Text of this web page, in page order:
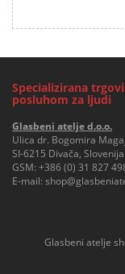
Specializirana
posluhom za ljudi
Glasbeni atelje d.o.o.
Ulica dr. Bogomira
SI-6215 Divača, Slovenija
GSM: +386 (0) 31 827
E-mail:
Glasbeni atelje